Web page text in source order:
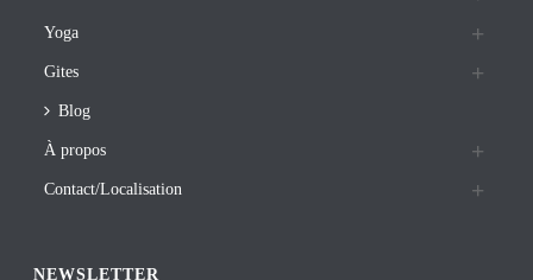
Yoga
Gites
Blog
À propos
Contact/Localisation
NEWSLETTER